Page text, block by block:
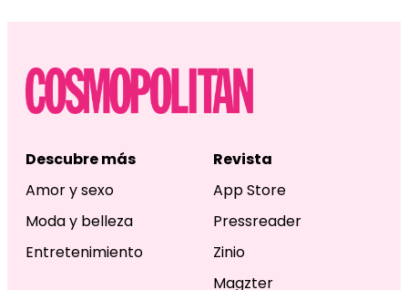
Descubre más
Amor y sexo
Moda y belleza
Entretenimiento
Revista
App Store
Pressreader
Zinio
Magzter